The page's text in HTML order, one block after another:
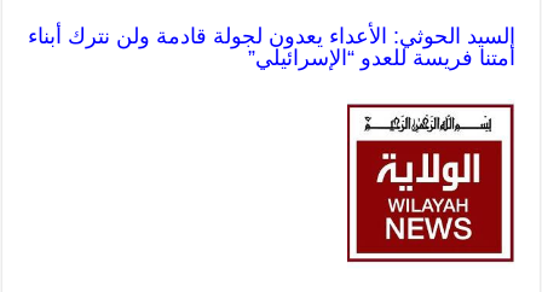
السيد الحوثي: الأعداء يعدون لجولة قادمة ولن نترك أبناء
أمتنا فريسة للعدو “الإسرائيلي”